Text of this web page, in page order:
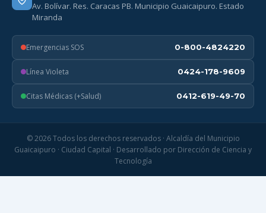
Av. Bolívar. Res. Caracas PB. Municipio Guaicaipuro. Estado
Miranda
Emergencias SOS 0-800-4824220
Línea Violeta 0424-178-9609
Citas Médicas (+Salud) 0412-619-49-70
© 2026 Todos los derechos reservados · Alcaldía del Municipio
Guaicaipuro · Ciudad Capital · Desarrollado por Dirección de Ciencia y
Tecnología